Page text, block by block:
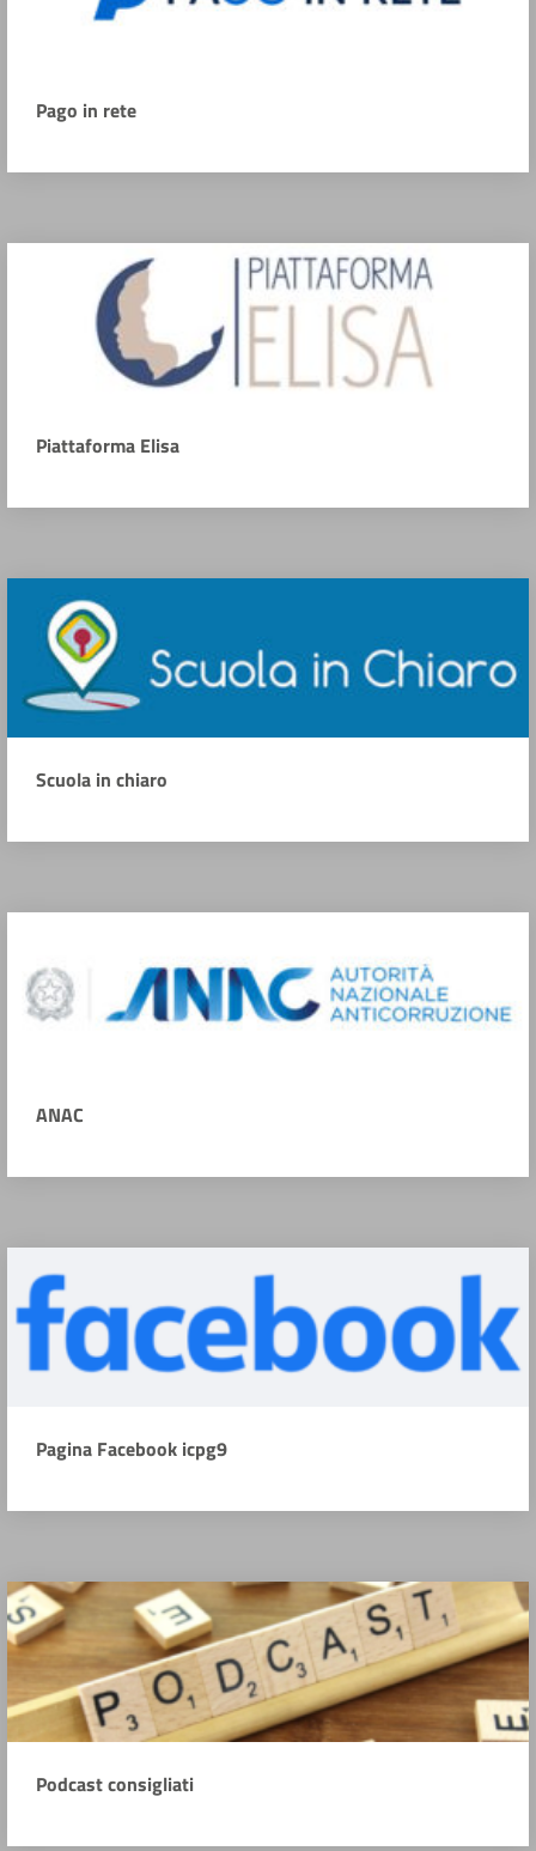
Pago in rete
Piattaforma Elisa
Scuola in chiaro
ANAC
Pagina Facebook icpg9
Podcast consigliati